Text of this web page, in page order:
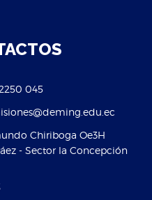
045
Chiriboga Oe3H
- Sector la Concepción